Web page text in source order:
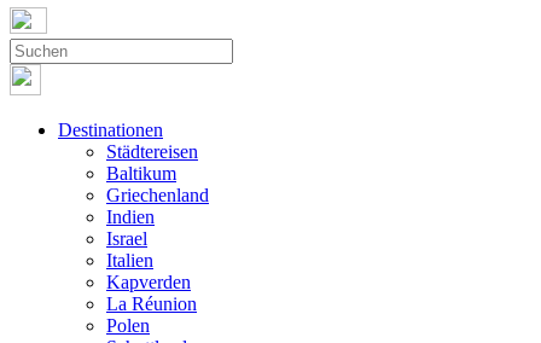
Destinationen
Städtereisen
Baltikum
Griechenland
Indien
Israel
Italien
Kapverden
La Réunion
Polen